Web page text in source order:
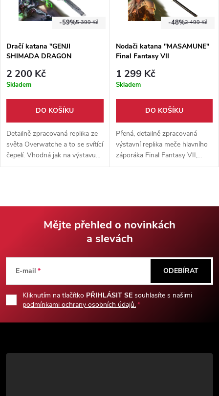
5 399 Kč
-59%
Dračí katana "GENJI
SHIMADA DRAGON
Overwatch II. jakost
2 200 Kč
Skladem
DO KOŠÍKU
Detailně zpracovaná replika ze
světa Overwatche a to se svítící
čepelí. Vhodná jak na výstavu
tak ke cosplayi. Součástí repliky
2 499 Kč
-48%
Nodači katana "MASAMUNE"
Final Fantasy VII
1 299 Kč
Skladem
DO KOŠÍKU
Přená, detailně zpracovaná
výstavní replika meče hlavního
záporáka Final Fantasy VII,
Sephirotha. Výstavní kousek
p
a
Mějte přehled o novinkách
a slevách
E-mail
Kliknutím na tlačítko PŘIHLÁSIT SE souhlasíte s našimi
podmínkami ochrany osobních údajů.
ODEBÍRAT